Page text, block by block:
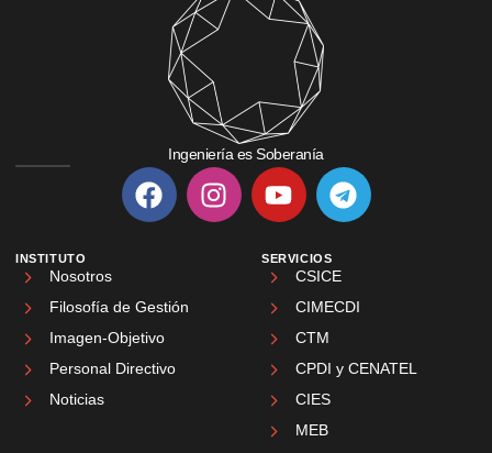
Ingeniería es Soberanía
INSTITUTO
Nosotros
Filosofía de Gestión
Imagen-Objetivo
Personal Directivo
Noticias
SERVICIOS
CSICE
CIMECDI
CTM
CPDI y CENATEL
CIES
MEB